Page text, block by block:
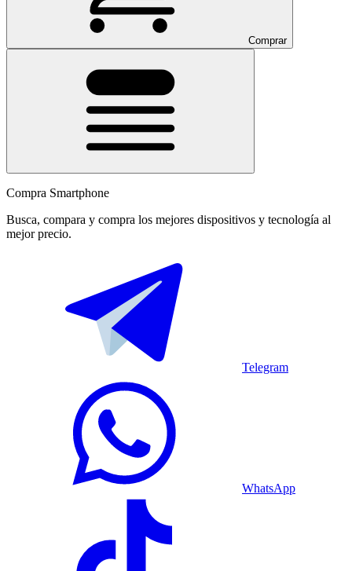
Comprar
Compra Smartphone
Busca, compara y compra los mejores dispositivos y tecnología al
mejor precio.
Telegram
WhatsApp